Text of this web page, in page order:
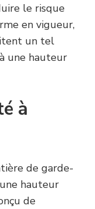
le risque
en vigueur,
un tel
une hauteur
à
de garde-
hauteur
de